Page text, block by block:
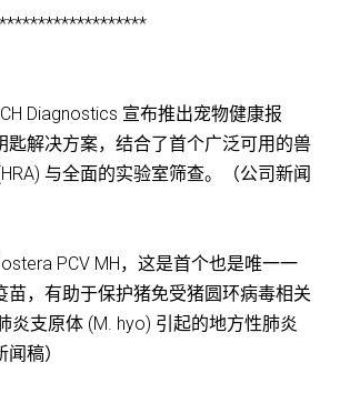
Diagnostics 宣布推出宠物健康报
匙解决方案，结合了首个广泛可用的兽
与全面的实验室筛查。（公司新闻
PCV MH，这是首个也是唯一一
苗，有助于保护猪免受猪圆环病毒相关
炎支原体 (M. hyo) 引起的地方性肺炎
闻稿）